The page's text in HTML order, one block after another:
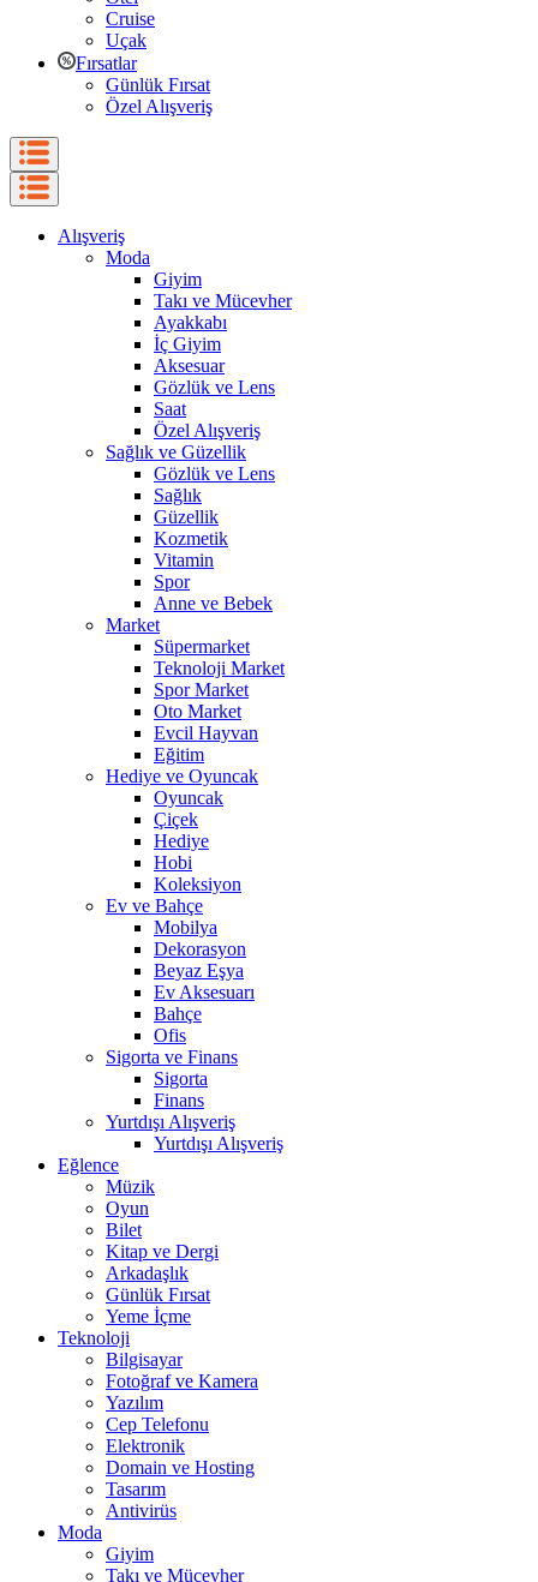
Cruise
Uçak
Fırsatlar
Günlük Fırsat
Özel Alışveriş
Alışveriş
Moda
Giyim
Takı ve Mücevher
Ayakkabı
İç Giyim
Aksesuar
Gözlük ve Lens
Saat
Özel Alışveriş
Sağlık ve Güzellik
Gözlük ve Lens
Sağlık
Güzellik
Kozmetik
Vitamin
Spor
Anne ve Bebek
Market
Süpermarket
Teknoloji Market
Spor Market
Oto Market
Evcil Hayvan
Eğitim
Hediye ve Oyuncak
Oyuncak
Çiçek
Hediye
Hobi
Koleksiyon
Ev ve Bahçe
Mobilya
Dekorasyon
Beyaz Eşya
Ev Aksesuarı
Bahçe
Ofis
Sigorta ve Finans
Sigorta
Finans
Yurtdışı Alışveriş
Yurtdışı Alışveriş
Eğlence
Müzik
Oyun
Bilet
Kitap ve Dergi
Arkadaşlık
Günlük Fırsat
Yeme İçme
Teknoloji
Bilgisayar
Fotoğraf ve Kamera
Yazılım
Cep Telefonu
Elektronik
Domain ve Hosting
Tasarım
Antivirüs
Moda
Giyim
Takı ve Mücevher